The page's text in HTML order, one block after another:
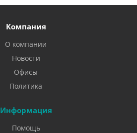
Компания
О компании
Новости
Офисы
Политика
Информация
Помощь